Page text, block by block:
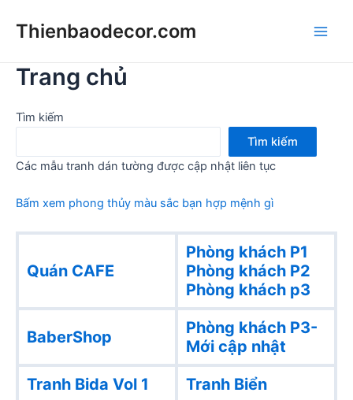
Thienbaodecor.com
Trang chủ
Tìm kiếm
Tìm kiếm
Các mẫu tranh dán tường được cập nhật liên tục
Bấm xem phong thủy màu sắc bạn hợp mệnh gì
Quán CAFE
Phòng khách P1
Phòng khách P2
Phòng khách p3
BaberShop
Phòng khách P3-
Mới cập nhật
Tranh Bida Vol 1
Tranh Biển